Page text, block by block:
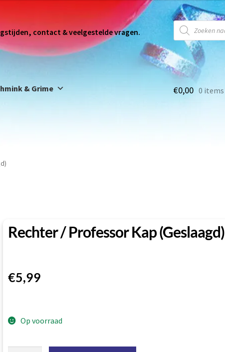
contact & veelgestelde vragen.
& Grime €0,00 0 items
Rechter / Professor Kap (geslaagd)
€5,99
Op voorraad